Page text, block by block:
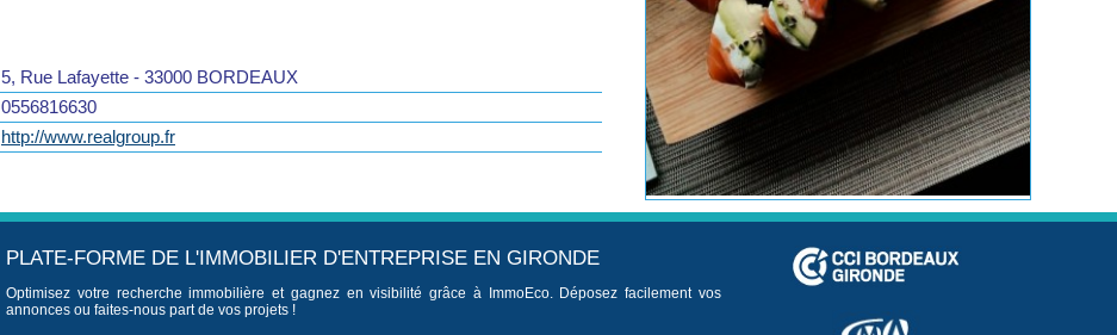
5, Rue Lafayette - 33000 BORDEAUX
0556816630
http://www.realgroup.fr
PLATE-FORME DE L'IMMOBILIER D'ENTREPRISE EN GIRONDE
Optimisez votre recherche immobilière et gagnez en visibilité grâce à ImmoEco. Déposez facilement vos
annonces ou faites-nous part de vos projets !